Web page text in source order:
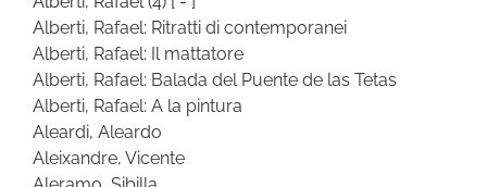
Alberti, Rafael: Ritratti di contemporanei
Alberti, Rafael: Il mattatore
Alberti, Rafael: Balada del Puente de las Tetas
Alberti, Rafael: A la pintura
Aleardi, Aleardo
Aleixandre, Vicente